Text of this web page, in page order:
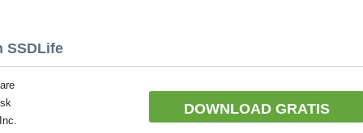
SSDLife
DOWNLOAD GRATIS